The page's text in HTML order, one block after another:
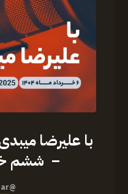
– ششم
@homasarshar